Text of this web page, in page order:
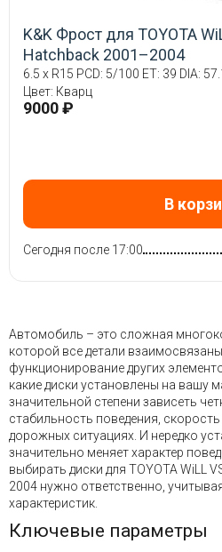
K&K Фрост для TOYOTA
Hatchback 2001–2004
6.5 x R15 PCD: 5/100 ET: 39 DIA:
Цвет: Кварц
9000 ₽
В
Сегодня после 17:00
Автомобиль – это сложная
которой все детали
функционирование других
какие диски установлены на вашу
значительной степени зависеть
стабильность поведения,
дорожных ситуациях. И нередко
значительно меняет характер
выбирать диски для TOYOTA WiLL
2004 нужно ответственно,
характеристик.
Ключевые параметры